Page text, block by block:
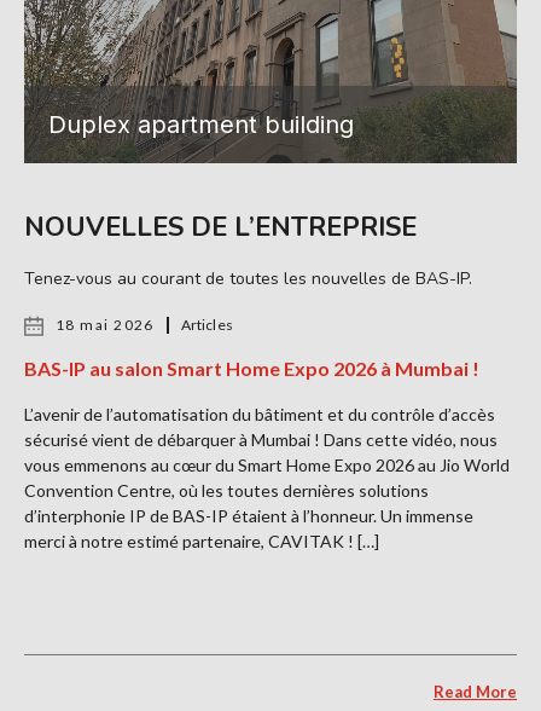
Duplex apartment building
NOUVELLES DE L’ENTREPRISE
Tenez-vous au courant de toutes les nouvelles de BAS-IP.
18 mai 2026 Articles
BAS-IP au salon Smart Home Expo 2026 à Mumbai !
L’avenir de l’automatisation du bâtiment et du contrôle d’accès
sécurisé vient de débarquer à Mumbai ! Dans cette vidéo, nous
vous emmenons au cœur du Smart Home Expo 2026 au Jio World
Convention Centre, où les toutes dernières solutions
d’interphonie IP de BAS-IP étaient à l’honneur. Un immense
merci à notre estimé partenaire, CAVITAK ! […]
Read More